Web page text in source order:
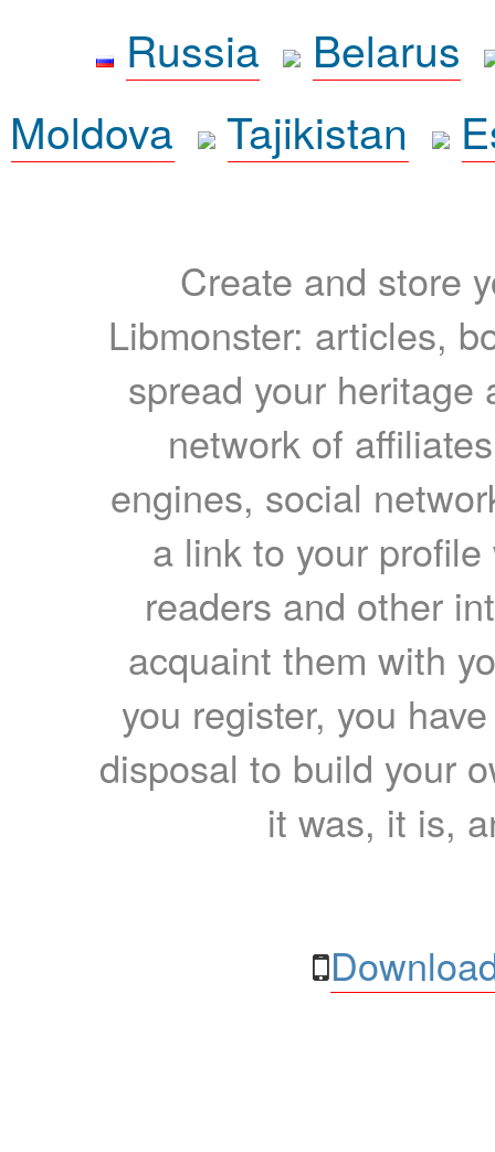
Russia
Belarus
Moldova
Tajikistan
Create and store
Libmonster: articles,
spread your heritage
network of
engines, social
a link to your
readers and other
acquaint them with
you register, you
disposal to build your
it was, it is,